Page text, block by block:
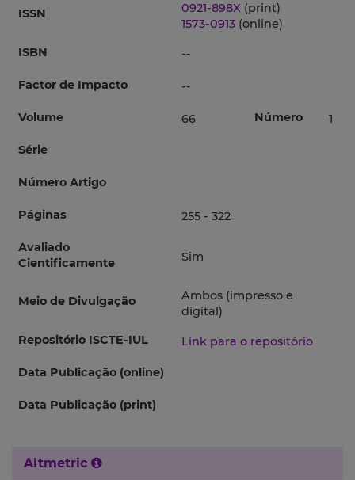
ISSN 0921-898X (print)
1573-0913 (online)
ISBN
--
Factor de Impacto --
Volume 66 Número 1
Série
Número Artigo
Páginas 255 - 322
Avaliado
Cientificamente
Sim
Meio de Divulgação
Ambos (impresso e
digital)
Repositório ISCTE-IUL
Link para o repositório
Data Publicação (online)
Data Publicação (print)
Altmetric